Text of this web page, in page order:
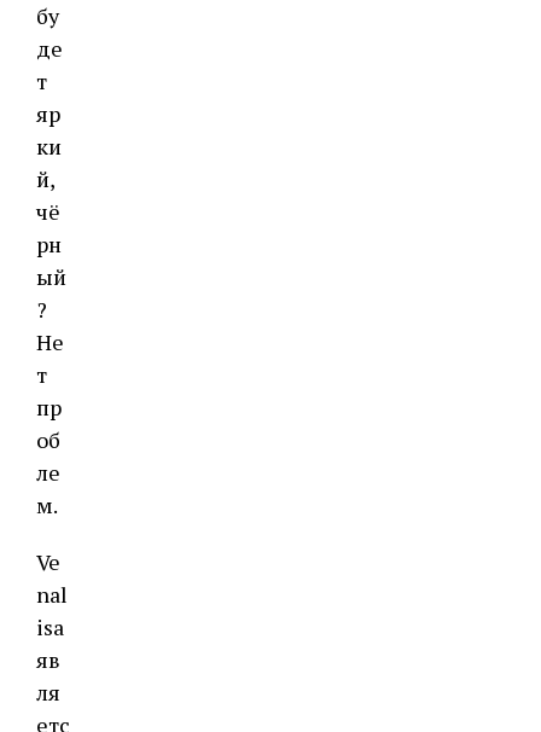
бу
де
т
яр
ки
й,
чё
рн
ый
?
Не
т
пр
об
ле
м.
Ve
nal
isa
яв
ля
етс